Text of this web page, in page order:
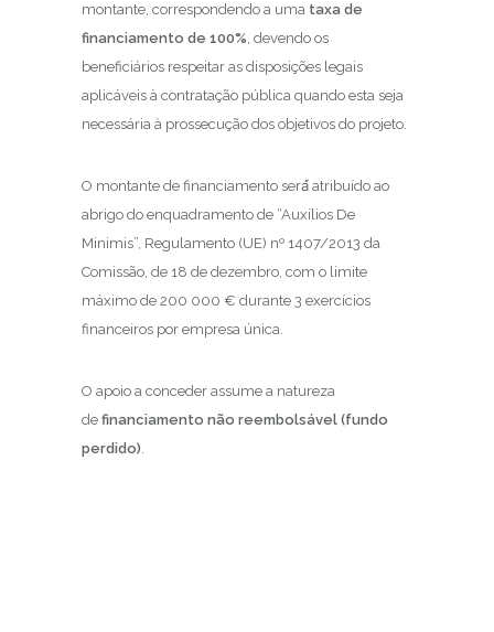
montante, correspondendo a uma taxa de
financiamento de 100%, devendo os
beneficiários respeitar as disposições legais
aplicáveis à contratação pública quando esta seja
necessária à prossecução dos objetivos do projeto.
O montante de financiamento será́ atribuído ao
abrigo do enquadramento de “Auxílios De
Minimis”, Regulamento (UE) nº 1407/2013 da
Comissão, de 18 de dezembro, com o limite
máximo de 200 000 € durante 3 exercícios
financeiros por empresa única.
O apoio a conceder assume a natureza
de financiamento não reembolsável (fundo
perdido).